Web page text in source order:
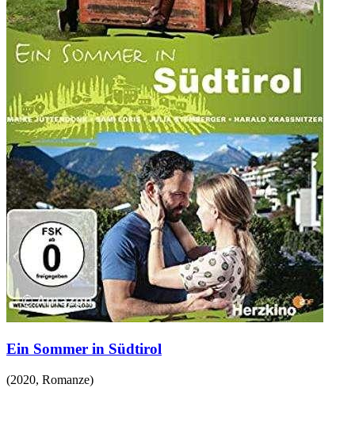
Ein Sommer in Südtirol
(2020, Romanze)